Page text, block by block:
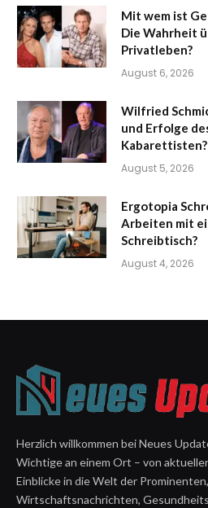
Mit wem ist
Die Wahrheit
Privatleben?
August 6, 2026
Wilfried
und Erfolge
Kabarettisten?
August 5, 2026
Ergotopia
Arbeiten mit
Schreibtisch?
August 4, 2026
Herzlich willkommen bei Neues
Wichtige an einem Ort – von
Einblicke in die Welt der
Wirtschaftsnachrichten,